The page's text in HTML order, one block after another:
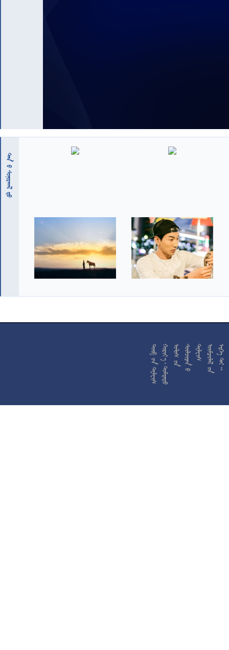
 










































































































